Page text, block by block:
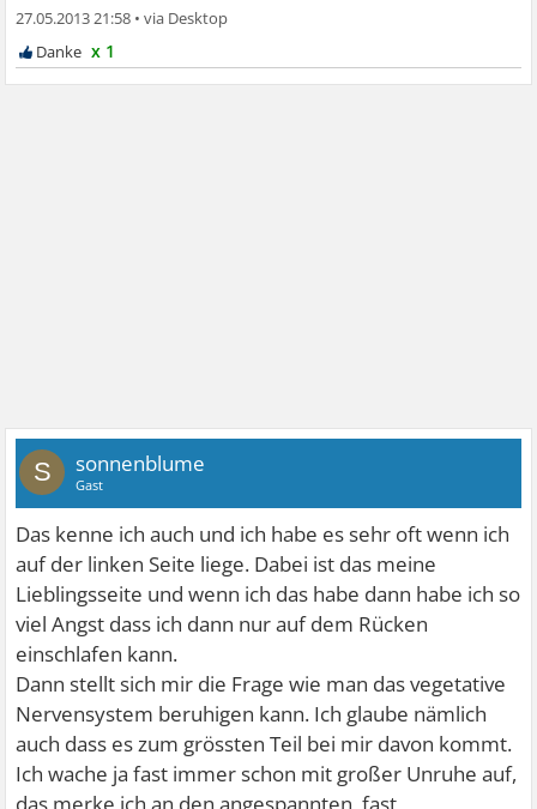
27.05.2013 21:58 •
x 1
S sonnenblume
Gast
Das kenne ich auch und ich habe es sehr oft wenn ich
auf der linken Seite liege. Dabei ist das meine
Lieblingsseite und wenn ich das habe dann habe ich so
viel Angst dass ich dann nur auf dem Rücken
einschlafen kann.
Dann stellt sich mir die Frage wie man das vegetative
Nervensystem beruhigen kann. Ich glaube nämlich
auch dass es zum grössten Teil bei mir davon kommt.
Ich wache ja fast immer schon mit großer Unruhe auf,
das merke ich an den angespannten, fast